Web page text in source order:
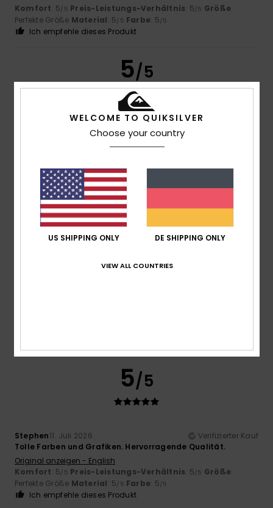
Komfort: 5/5 Preis-Leistungs-Verhältnis: 5/5 Größe:
Perfekte Größe Material: 5/5 Farbe: 5/5
Ich empfehle dieses Produkt
5/5
Passt gut, sehr schickes Design, attraktiver Preis im
Komfort: 5/5 Preis-Leistungs-Verhältnis
: 5/5
5 /5
5/5
Stephen11. Juli 2026
Verifizierter Kauf
Tolle Farben und Grafiken. Hervorragende Qualität.
Original anzeigen - English
Komfort: 5/5 Preis-Leistungs-Verhältnis: 5/5 Größe:
Perfekte Größe Material: 5/5 Farbe: 5/5
Ich empfehle dieses Produkt
WELCOME TO QUIKSILVER
Choose your country
US SHIPPING ONLY DE SHIPPING ONLY
VIEW ALL COUNTRIES